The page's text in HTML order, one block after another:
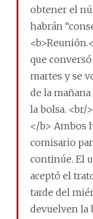
obtener el
habrán
que
martes y se
de la
la bolsa. <br/
</b> Ambos
comisario
continúe. El
aceptó el
tarde del
devuelven la